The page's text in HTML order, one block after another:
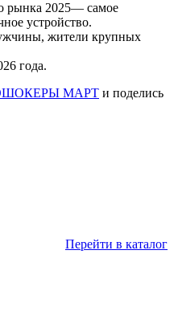
рынка 2025— самое
устройство.
жители крупных
года.
МАРТ и поделись
Перейти в каталог